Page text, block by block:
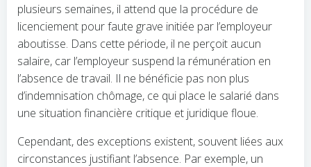
plusieurs semaines, il attend que la procédure de
licenciement pour faute grave initiée par l’employeur
aboutisse. Dans cette période, il ne perçoit aucun
salaire, car l’employeur suspend la rémunération en
l’absence de travail. Il ne bénéficie pas non plus
d’indemnisation chômage, ce qui place le salarié dans
une situation financière critique et juridique floue.
Cependant, des exceptions existent, souvent liées aux
circonstances justifiant l’absence. Par exemple, un